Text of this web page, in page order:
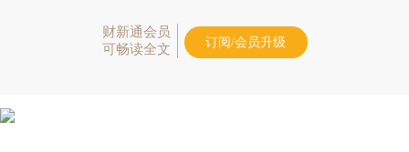
财新通会员
可畅读全文
订阅/会员升级